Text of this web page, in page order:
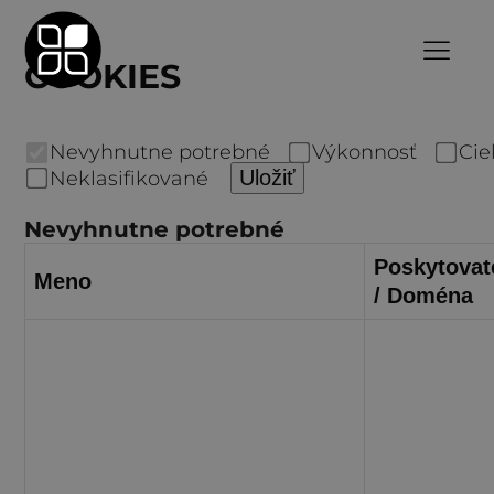
COOKIES
Nevyhnutne potrebné Výkonnosť
Neklasifikované
Uložiť
Nevyhnutne potrebné
Meno
/ Doména